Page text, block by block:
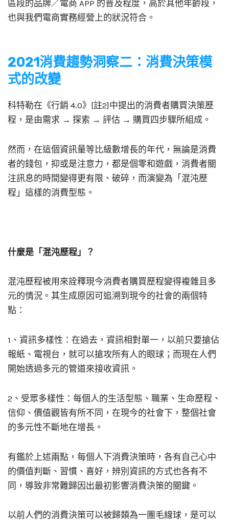
區段的品牌／電商 APP 的普及程度，高於其他年齡段，
也與我們電商實務經營上的狀況符合。
2021消費趨勢洞察二：消費決策模
式的改變
科特勒在《行銷 4.0》[註2]中提出的消費者購買決策歷
程，是由需求 → 探索 → 評估 → 購買四步驟所組成。
然而，在這個資訊量等比級數增長的年代，無論是消費
者的錢包，抑或是注意力，都是個零和遊戲，消費者關
注訊息的時間變得更有限、破碎，而演變為「混沌歷
程」這樣的消費型態。
什麼是「混沌歷程」？
混沌歷程被用來詮釋現今消費者購買歷程變得複雜且多
元的情況。​其生成原因可追溯到現今的社會的兩個特
點：
1、資訊多樣性：在過去，資訊相對單一，以前只要搶佔
報紙、電視台，就可以搶攻所有人的眼球；而現在人們
開始透過多元的管道來接收資訊。
2、受眾多樣性：每個人的生活型態、職業、生命歷程、
信仰、價值觀皆有所不同，在現今的社會下，整個社會
的多元性不斷地在增長。
有鑑於上述兩點，每個人下消費決策時，各有自己心中
的價值判斷、習慣、喜好，辨別資訊的方式也各有不
同，導致非常難歸因出最初影響消費決策的關鍵。
以前人們的消費決策可以被歸類為一團毛線球，是可以